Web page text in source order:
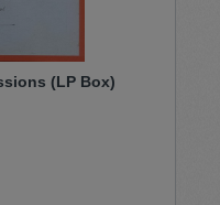
(LP Box)